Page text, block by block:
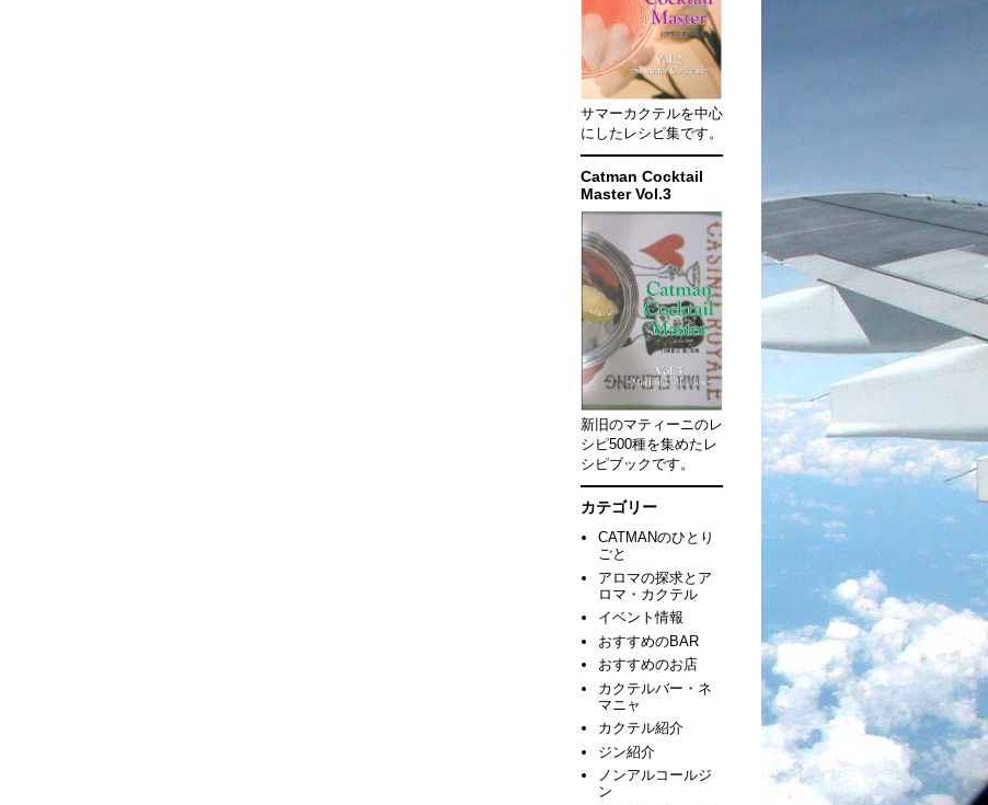
サマーカクテルを中心
にしたレシピ集です。
Catman Cocktail
Master Vol.3
新旧のマティーニのレ
シピ500種を集めたレ
シピブックです。
カテゴリー
CATMANのひとり
ごと
アロマの探求とア
ロマ・カクテル
イベント情報
おすすめのBAR
おすすめのお店
カクテルバー・ネ
マニャ
カクテル紹介
ジン紹介
ノンアルコールジ
ン